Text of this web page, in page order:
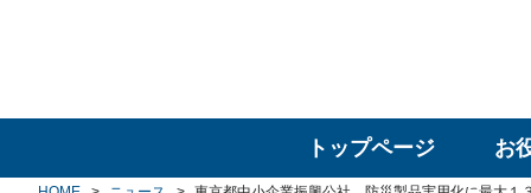
トップページ お